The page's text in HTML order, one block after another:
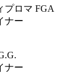
ロマ FGA
ナー
ナー